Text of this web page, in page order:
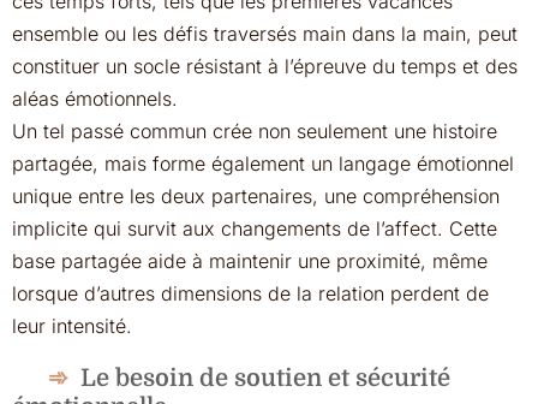
ensemble ou les défis traversés main dans la main, peut
constituer un socle résistant à l’épreuve du temps et des
aléas émotionnels.
Un tel passé commun crée non seulement une histoire
partagée, mais forme également un langage émotionnel
unique entre les deux partenaires, une compréhension
implicite qui survit aux changements de l’affect. Cette
base partagée aide à maintenir une proximité, même
lorsque d’autres dimensions de la relation perdent de
leur intensité.
Le besoin de soutien et sécurité